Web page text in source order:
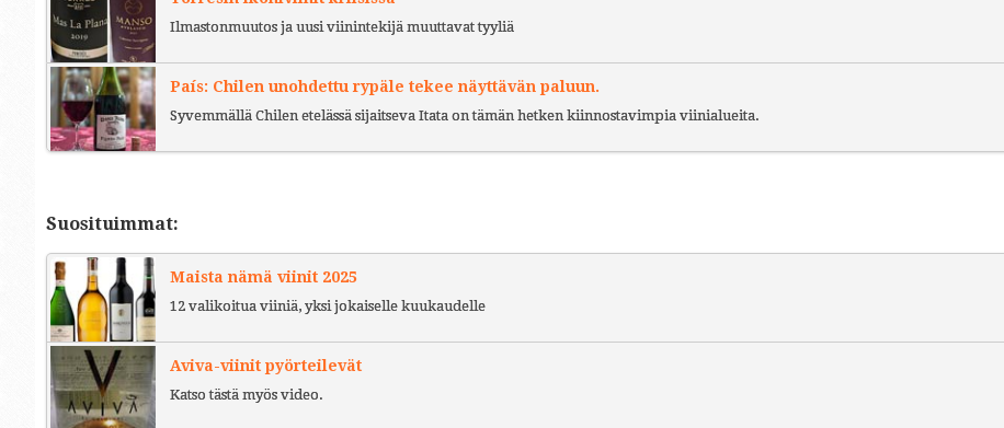
Ilmastonmuutos ja uusi viinintekijä muuttavat tyyliä
País: Chilen unohdettu rypäle tekee näyttävän paluun.
Syvemmällä Chilen etelässä sijaitseva Itata on tämän hetken kiinnostavimpia viinialueita.
Suosituimmat:
Maista nämä viinit 2025
12 valikoitua viiniä, yksi jokaiselle kuukaudelle
Aviva-viinit pyörteilevät
Katso tästä myös video.